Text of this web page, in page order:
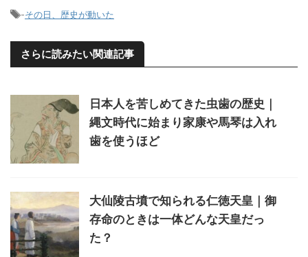
-その日、歴史が動いた
さらに読みたい関連記事
日本人を苦しめてきた虫歯の歴史｜
縄文時代に始まり家康や馬琴は入れ
歯を使うほど
大仙陵古墳で知られる仁徳天皇｜御
存命のときは一体どんな天皇だっ
た？